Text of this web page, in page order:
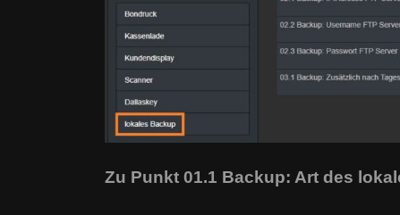
Zu Punkt 01.1 Backup: Art des